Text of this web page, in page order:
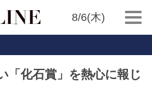
8/6(木)
「化石賞」を熱心に報じ